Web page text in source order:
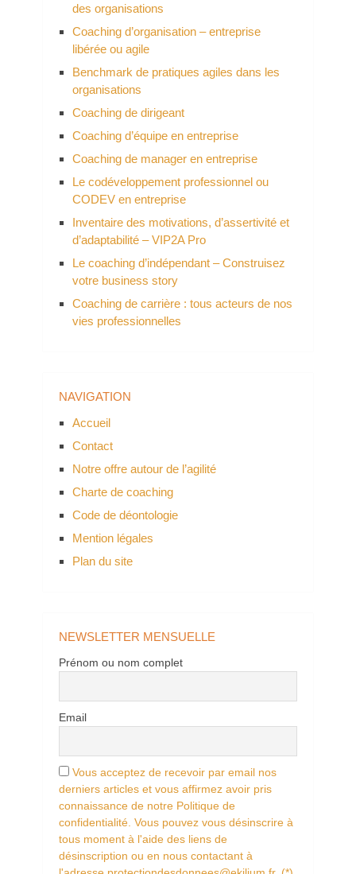
des organisations
Coaching d’organisation – entreprise
libérée ou agile
Benchmark de pratiques agiles dans les
organisations
Coaching de dirigeant
Coaching d’équipe en entreprise
Coaching de manager en entreprise
Le codéveloppement professionnel ou
CODEV en entreprise
Inventaire des motivations, d’assertivité et
d’adaptabilité – VIP2A Pro
Le coaching d’indépendant – Construisez
votre business story
Coaching de carrière : tous acteurs de nos
vies professionnelles
NAVIGATION
Accueil
Contact
Notre offre autour de l’agilité
Charte de coaching
Code de déontologie
Mention légales
Plan du site
NEWSLETTER MENSUELLE
Prénom ou nom complet
Email
Vous acceptez de recevoir par email nos
derniers articles et vous affirmez avoir pris
connaissance de notre Politique de
confidentialité. Vous pouvez vous désinscrire à
tous moment à l'aide des liens de
désinscription ou en nous contactant à